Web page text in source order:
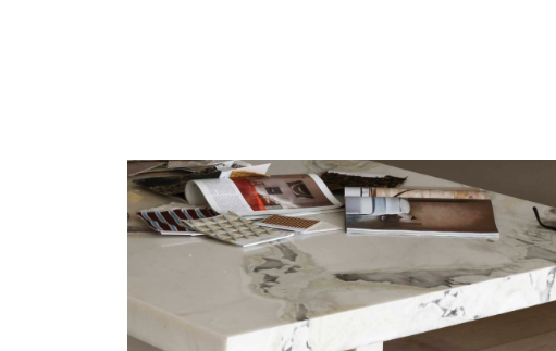
サインイン